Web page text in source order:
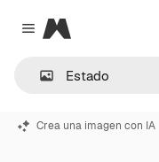
Close menu
Magnific
Crea una imagen con IA